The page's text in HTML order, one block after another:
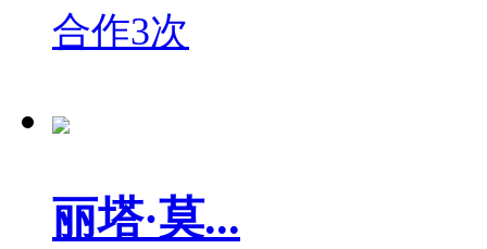
合作3次
丽塔·莫...